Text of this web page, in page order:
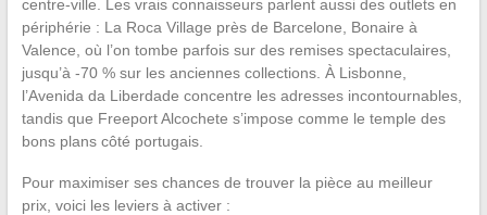
centre-ville. Les vrais connaisseurs parlent aussi des outlets en
périphérie : La Roca Village près de Barcelone, Bonaire à
Valence, où l’on tombe parfois sur des remises spectaculaires,
jusqu’à -70 % sur les anciennes collections. À Lisbonne,
l’Avenida da Liberdade concentre les adresses incontournables,
tandis que Freeport Alcochete s’impose comme le temple des
bons plans côté portugais.
Pour maximiser ses chances de trouver la pièce au meilleur
prix, voici les leviers à activer :